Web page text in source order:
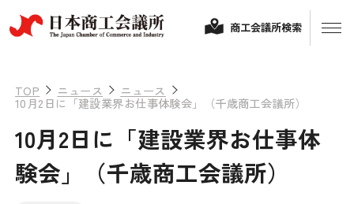
商工会議所検索
TOP ニュース ニュース
10月2日に「建設業界お仕事体験会」（千歳商工会議所）
10月2日に「建設業界お仕事体
験会」（千歳商工会議所）